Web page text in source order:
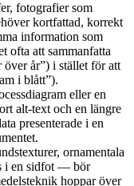
fotografier som
kortfattad, korrekt
information som
ofta att sammanfatta
över år”) i stället för att
i blått”).
eller en
alt-text och en längre
presenterade i en
ornamentala
i en sidfot — bör
hoppar över